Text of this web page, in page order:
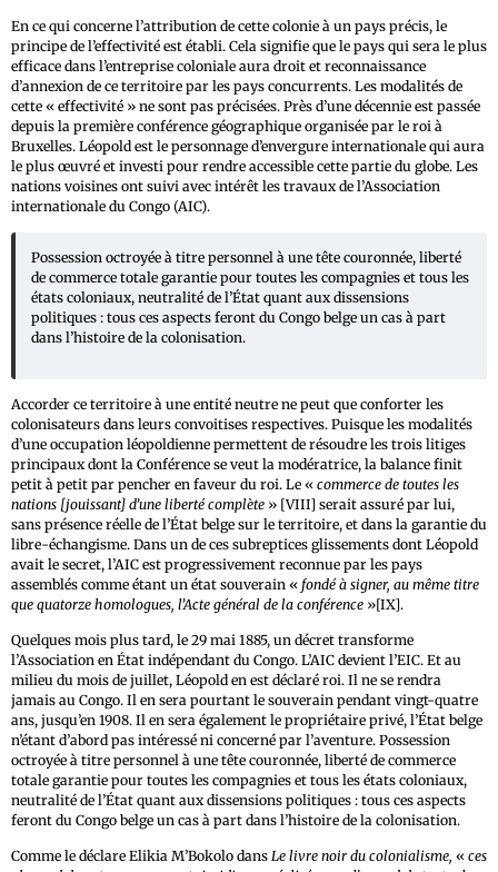
En ce qui concerne l’attribution de cette colonie à un pays précis, le
principe de l’effectivité est établi. Cela signifie que le pays qui sera le plus
efficace dans l’entreprise coloniale aura droit et reconnaissance
d’annexion de ce territoire par les pays concurrents. Les modalités de
cette « effectivité » ne sont pas précisées. Près d’une décennie est passée
depuis la première conférence géographique organisée par le roi à
Bruxelles. Léopold est le personnage d’envergure internationale qui aura
le plus œuvré et investi pour rendre accessible cette partie du globe. Les
nations voisines ont suivi avec intérêt les travaux de l’Association
internationale du Congo (AIC).
Possession octroyée à titre personnel à une tête couronnée, liberté
de commerce totale garantie pour toutes les compagnies et tous les
états coloniaux, neutralité de l’État quant aux dissensions
politiques : tous ces aspects feront du Congo belge un cas à part
dans l’histoire de la colonisation.
Accorder ce territoire à une entité neutre ne peut que conforter les
colonisateurs dans leurs convoitises respectives. Puisque les modalités
d’une occupation léopoldienne permettent de résoudre les trois litiges
principaux dont la Conférence se veut la modératrice, la balance finit
petit à petit par pencher en faveur du roi. Le « commerce de toutes les
nations [jouissant] d’une liberté complète » [VIII] serait assuré par lui,
sans présence réelle de l’État belge sur le territoire, et dans la garantie du
libre-échangisme. Dans un de ces subreptices glissements dont Léopold
avait le secret, l’AIC est progressivement reconnue par les pays
assemblés comme étant un état souverain « fondé à signer, au même titre
que quatorze homologues, l’Acte général de la conférence »[IX].
Quelques mois plus tard, le 29 mai 1885, un décret transforme
l’Association en État indépendant du Congo. L’AIC devient l’EIC. Et au
milieu du mois de juillet, Léopold en est déclaré roi. Il ne se rendra
jamais au Congo. Il en sera pourtant le souverain pendant vingt-quatre
ans, jusqu’en 1908. Il en sera également le propriétaire privé, l’État belge
n’étant d’abord pas intéressé ni concerné par l’aventure. Possession
octroyée à titre personnel à une tête couronnée, liberté de commerce
totale garantie pour toutes les compagnies et tous les états coloniaux,
neutralité de l’État quant aux dissensions politiques : tous ces aspects
feront du Congo belge un cas à part dans l’histoire de la colonisation.
Comme le déclare Elikia M’Bokolo dans Le livre noir du colonialisme, « ces